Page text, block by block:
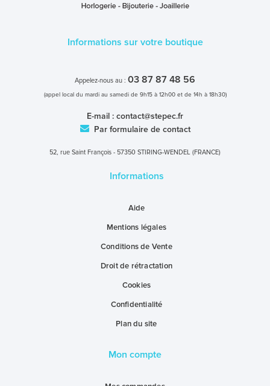
Informations sur votre boutique
Appelez-nous au : 03 87 87 48 56
(appel local du mardi au samedi de 9h15 à 12h00 et de 14h à 18h30)
E-mail : contact@stepec.fr
Par formulaire de contact
52, rue Saint François - 57350 STIRING-WENDEL (FRANCE)
Informations
Aide
Mentions légales
Conditions de Vente
Droit de rétractation
Cookies
Confidentialité
Plan du site
Mon compte